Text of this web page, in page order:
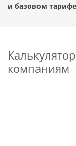
и базовом
компаниям